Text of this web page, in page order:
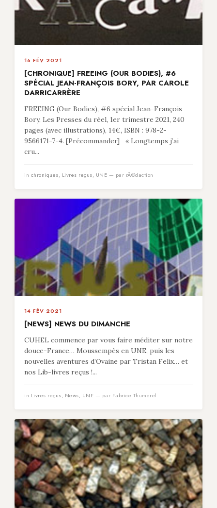
16 FÉV 2021
[CHRONIQUE] FREEING (OUR BODIES), #6
SPÉCIAL JEAN-FRANÇOIS BORY, PAR CAROLE
DARRICARRÈRE
FREEING (Our Bodies), #6 spécial Jean-François
Bory, Les Presses du réel, 1er trimestre 2021, 240
pages (avec illustrations), 14€, ISBN : 978-2-
9566171-7-4. [Précommander] « Longtemps j’ai
cru...
in chroniques, Livres reçus, UNE — par rÃ©daction
14 FÉV 2021
[NEWS] NEWS DU DIMANCHE
CUHEL commence par vous faire méditer sur notre
douce-France… Moussempès en UNE, puis les
nouvelles aventures d’Ovaine par Tristan Felix… et
nos Lib-livres reçus !...
in Livres reçus, News, UNE — par Fabrice Thumerel